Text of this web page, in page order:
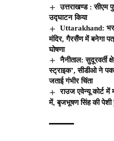
उत्तराखण्ड : सीएम
उद्घाटन किया
Uttarakhand:
मंदिर, गैरसैंण में बनेगा
घोषणा
नैनीताल: सुदूरवर्ती
स्ट्राइक’, सीडीओ ने
जताई गंभीर चिंता
राउज एवेन्यू कोर्ट में
में, बृजभूषण सिंह की